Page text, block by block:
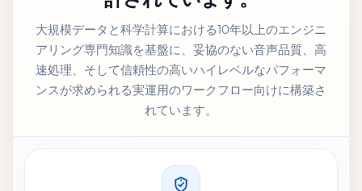
大規模データと科学計算における10年以上のエンジニ
アリング専門知識を基盤に、妥協のない音声品質、高
速処理、そして信頼性の高いハイレベルなパフォーマ
ンスが求められる実運用のワークフロー向けに構築さ
れています。